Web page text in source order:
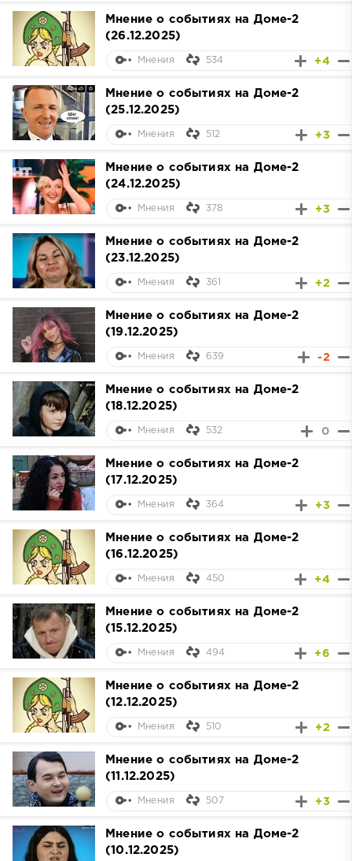
Мнение о событиях на Доме-2
(26.12.2025)
+4
Мнения 534
Мнение о событиях на Доме-2
(25.12.2025)
+3
Мнения 512
Мнение о событиях на Доме-2
(24.12.2025)
+3
Мнения 378
Мнение о событиях на Доме-2
(23.12.2025)
+2
Мнения 361
Мнение о событиях на Доме-2
(19.12.2025)
-2
Мнения 639
Мнение о событиях на Доме-2
(18.12.2025)
0
Мнения 532
Мнение о событиях на Доме-2
(17.12.2025)
+3
Мнения 364
Мнение о событиях на Доме-2
(16.12.2025)
+4
Мнения 450
Мнение о событиях на Доме-2
(15.12.2025)
+6
Мнения 494
Мнение о событиях на Доме-2
(12.12.2025)
+2
Мнения 510
Мнение о событиях на Доме-2
(11.12.2025)
+3
Мнения 507
Мнение о событиях на Доме-2
(10.12.2025)